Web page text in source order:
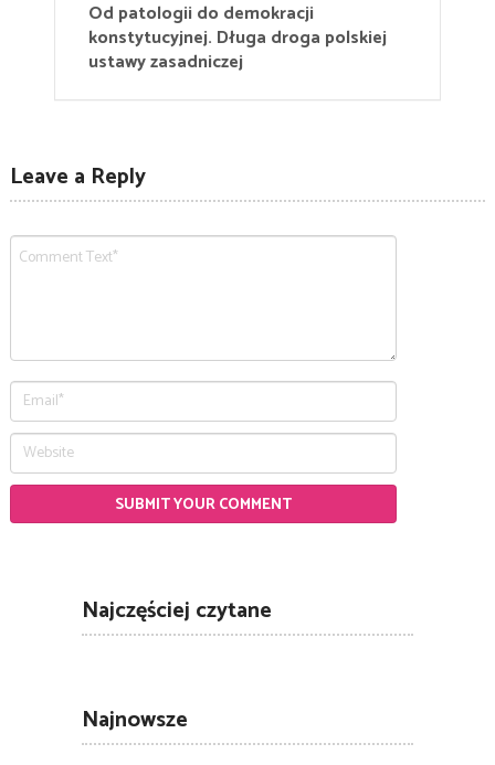
Od patologii do demokracji
konstytucyjnej. Długa droga polskiej
ustawy zasadniczej
Leave a Reply
Najczęściej czytane
Najnowsze